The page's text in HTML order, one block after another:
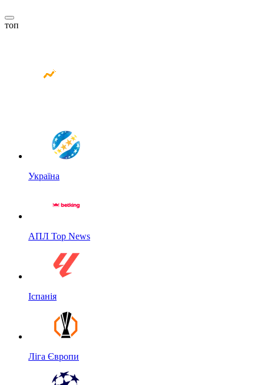
топ
Україна
АПЛ Top News
Іспанія
Ліга Європи